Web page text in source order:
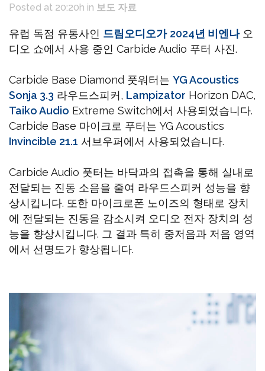
Posted at 20:20h in 보도 자료
유럽 독점 유통사인 드림오디오가 2024년 비엔나오
디오 쇼에서 사용 중인 Carbide Audio 푸터 사진.
Carbide Base Diamond 풋워터는 YG Acoustics
Sonja 3.3 라우드스피커, Lampizator Horizon DAC,
Taiko Audio Extreme Switch에서 사용되었습니다.
Carbide Base 마이크로 푸터는 YG Acoustics
Invincible 21.1 서브우퍼에서 사용되었습니다.
Carbide Audio 풋터는 바닥과의 접촉을 통해 실내로
전달되는 진동 소음을 줄여 라우드스피커 성능을 향
상시킵니다. 또한 마이크로폰 노이즈의 형태로 장치
에 전달되는 진동을 감소시켜 오디오 전자 장치의 성
능을 향상시킵니다. 그 결과 특히 중저음과 저음 영역
에서 선명도가 향상됩니다.